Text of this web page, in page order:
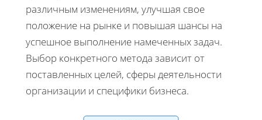
различным изменениям, улучшая свое
положение на рынке и повышая шансы на
успешное выполнение намеченных задач.
Выбор конкретного метода зависит от
поставленных целей, сферы деятельности
организации и специфики бизнеса.